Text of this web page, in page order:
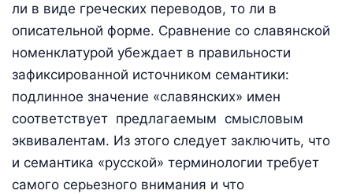
ли в виде греческих переводов, то ли в
описательной форме. Сравнение со славянской
номенклатурой убеждает в правильности
зафиксированной источником семантики:
подлинное значение «славянских» имен
соответствует предлагаемым смысловым
эквивалентам. Из этого следует заключить, что
и семантика «русской» терминологии требует
самого серьезного внимания и что